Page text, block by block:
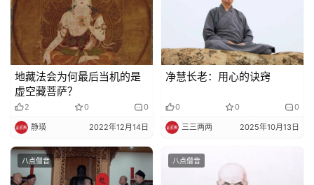
策
规
免
责
声
明
地藏法会为何最后当机的是
虚空藏菩萨？
2 0 0
静瑛 2022年12月14日
净慧长老：用心的诀窍
0 0 0
三三两两 2025年10月13日
八点僧音 八点僧音